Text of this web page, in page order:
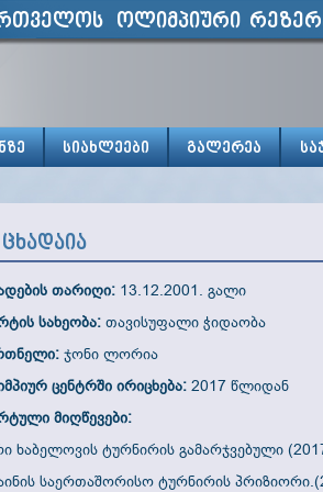
ოლიმპიური
სიახლეები გალერეა
თარიღი: 13.12.2001. გალი
სახეობა: თავისუფალი ჭიდაობა
ჯონი ლორია
ცენტრში ირიცხება: 2017 წლიდან
მიღწევები:
ხაბელოვის ტურნირის გამარჯვებული
საერთაშორისო ტურნირის